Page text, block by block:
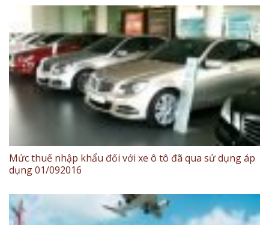
Mức thuế nhập khẩu đối với xe ô tô đã qua sử dụng áp
dụng 01/092016